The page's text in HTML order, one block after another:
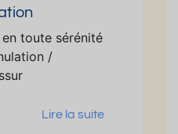
toute sérénité
/
Lire la suite